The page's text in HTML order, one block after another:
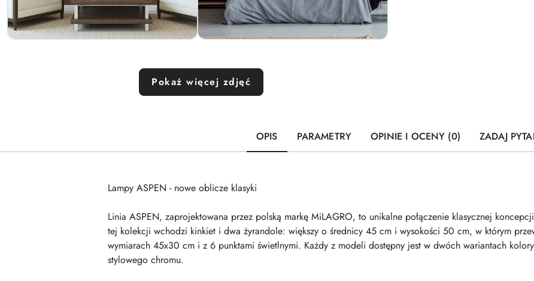
Pokaż więcej zdjęć
OPIS PARAMETRY OPINIE I OCENY (0) ZADAJ
Lampy ASPEN - nowe oblicze klasyki
Linia ASPEN, zaprojektowana przez polską markę MiLAGRO, to unikalne połączenie klasycznej
tej kolekcji wchodzi kinkiet i dwa żyrandole: większy o średnicy 45 cm i wysokości 50 cm, w którym
wymiarach 45x30 cm i z 6 punktami świetlnymi. Każdy z modeli dostępny jest w dwóch wariantach
stylowego chromu.